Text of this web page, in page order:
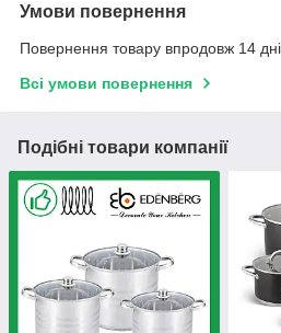
Умови повернення
Повернення товару впродовж 14
Всі умови повернення
Подібні товари компанії